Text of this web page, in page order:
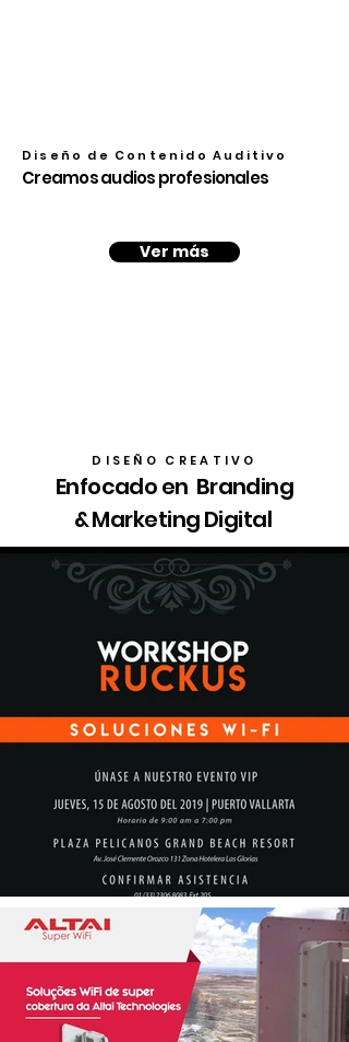
Diseño de Contenido Auditivo
Creamos audiosprofesionales
Ver más
DISEÑO CREATIVO
Enfocado en Branding
& Marketing Digital